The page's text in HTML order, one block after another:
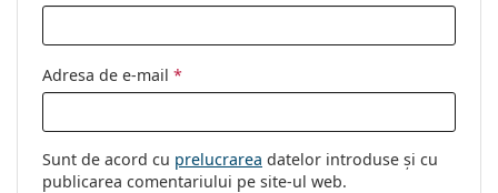
Adresa de e-mail *
Sunt de acord cu prelucrarea datelor introduse și cu
publicarea comentariului pe site-ul web.